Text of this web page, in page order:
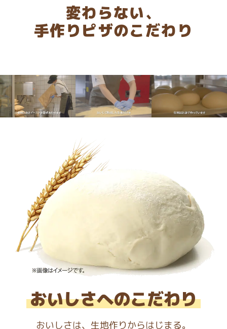
変わらない​、
手作りピザのこだわり
おいしさへのこだわり
おいしさは、生地作りからはじまる。